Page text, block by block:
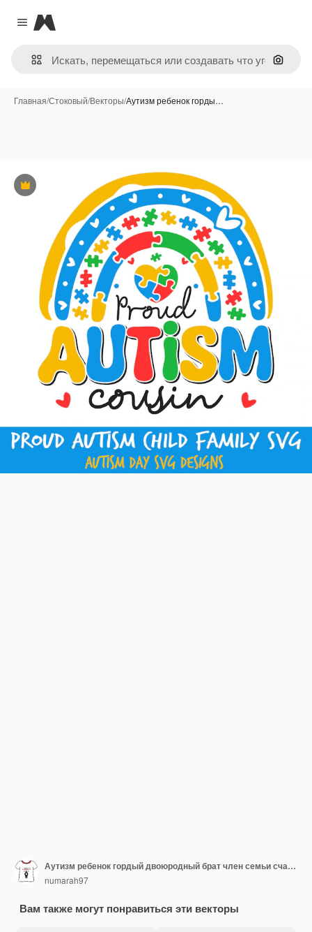
Close menu
Magnific
Поиск
Главная/Стоковый/Векторы/Аутизм ребенок горды…
Премиум
Аутизм ребенок гордый двоюродный брат член семьи счастливый день аутизма празднование гордой семьи svg дизайн
numarah97
Вам также могут понравиться эти векторы